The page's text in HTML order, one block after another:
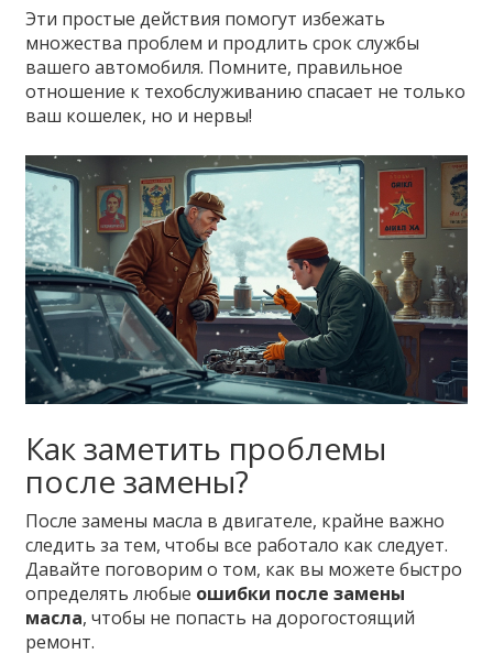
Эти простые действия помогут избежать
множества проблем и продлить срок службы
вашего автомобиля. Помните, правильное
отношение к техобслуживанию спасает не только
ваш кошелек, но и нервы!
Как заметить проблемы
после замены?
После замены масла в двигателе, крайне важно
следить за тем, чтобы все работало как следует.
Давайте поговорим о том, как вы можете быстро
определять любые ошибки после замены
масла, чтобы не попасть на дорогостоящий
ремонт.